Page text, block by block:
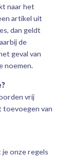
naar het
artikel uit
dan geldt
de
geval van
noemen.
vrij
toevoegen van
je onze regels